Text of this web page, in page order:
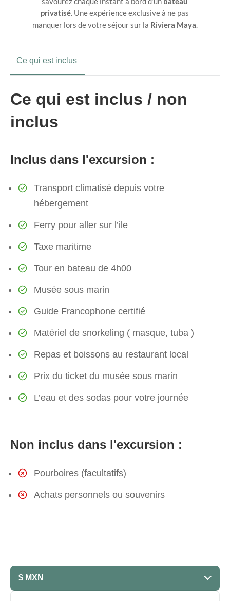
privatisé . Une expérience exclusive à ne pas
manquer lors de votre séjour sur la Riviera Maya
Ce qui est inclus
Ce qui est inclus / non
inclus
Inclus dans l'excursion :
Transport climatisé depuis votre
hébergement
Ferry pour aller sur l’ile
Taxe maritime
Tour en bateau de 4h00
Musée sous marin
Guide Francophone certifié
Matériel de snorkeling ( masque, tuba )
Repas et boissons au restaurant local
Prix du ticket du musée sous marin
L’eau et des sodas pour votre journée
Non inclus dans l'excursion :
Pourboires (facultatifs)
Achats personnels ou souvenirs
$ MXN